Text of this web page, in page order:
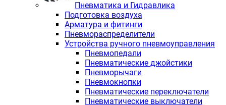
Пневматика и Гидравлика
Подготовка воздуха
Арматура и фитинги
Пневмораспределители
Устройства ручного пневмоуправления
Пневмопедали
Пневматические джойстики
Пневморычаги
Пневмокнопки
Пневматические переключатели
Пневматические выключатели